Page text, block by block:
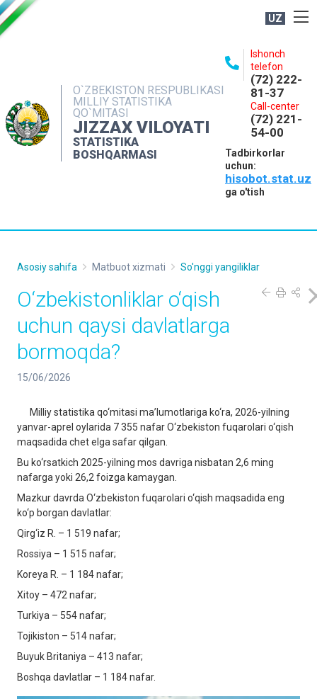
UZ
O`ZBEKISTON RESPUBLIKASI
MILLIY STATISTIKA
QO`MITASI
JIZZAX VILOYATI
STATISTIKA
BOSHQARMASI
Ishonch
telefon
(72) 222-
81-37
Call-center
(72) 221-
54-00
Tadbirkorlar
uchun:
hisobot.stat.uz
ga o'tish
NASHRLAR
INTERAKTIV XIZMATLAR
MATBUOT XIZMATI
Asosiy sahifa Matbuot xizmati So'nggi yangiliklar
O‘zbekistonliklar o‘qish
uchun qaysi davlatlarga
bormoqda?
15/06/2026
Milliy statistika qo‘mitasi ma’lumotlariga ko‘ra, 2026-yilning
yanvar-aprel oylarida 7 355 nafar O‘zbekiston fuqarolari o‘qish
maqsadida chet elga safar qilgan.
Bu ko‘rsatkich 2025-yilning mos davriga nisbatan 2,6 ming
nafarga yoki 26,2 foizga kamaygan.
Mazkur davrda O‘zbekiston fuqarolari o‘qish maqsadida eng
ko‘p borgan davlatlar:
Qirg‘iz R. – 1 519 nafar;
Rossiya – 1 515 nafar;
Koreya R. – 1 184 nafar;
Xitoy – 472 nafar;
Turkiya – 554 nafar;
Tojikiston – 514 nafar;
Buyuk Britaniya – 413 nafar;
Boshqa davlatlar – 1 184 nafar.